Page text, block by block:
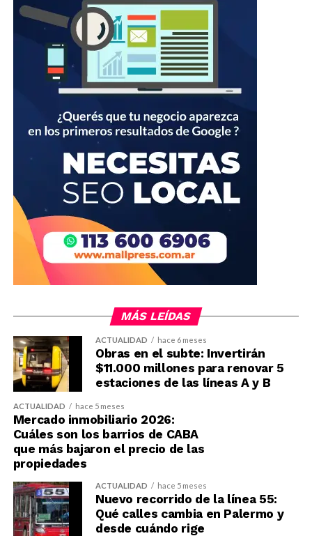
MÁS LEÍDAS
ACTUALIDAD hace 6 meses
Obras en el subte: Invertirán
$11.000 millones para renovar 5
estaciones de las líneas A y B
ACTUALIDAD hace 5 meses
Mercado inmobiliario 2026:
Cuáles son los barrios de CABA
que más bajaron el precio de las
propiedades
ACTUALIDAD hace 5 meses
Nuevo recorrido de la línea 55:
Qué calles cambia en Palermo y
desde cuándo rige